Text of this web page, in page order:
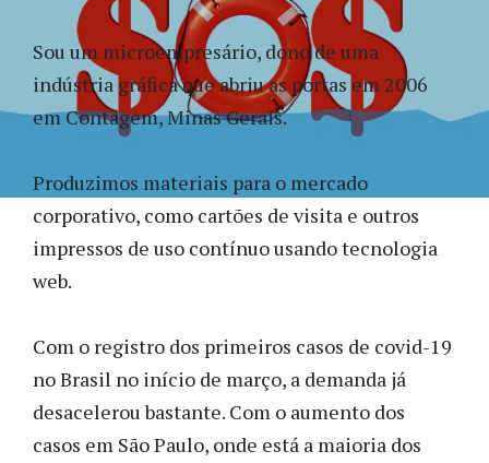
Sou um microempresário, dono de uma
indústria gráfica que abriu as portas em 2006
em Contagem, Minas Gerais.
Produzimos materiais para o mercado
corporativo, como cartões de visita e outros
impressos de uso contínuo usando tecnologia
web.
Com o registro dos primeiros casos de covid-19
no Brasil no início de março, a demanda já
desacelerou bastante. Com o aumento dos
casos em São Paulo, onde está a maioria dos